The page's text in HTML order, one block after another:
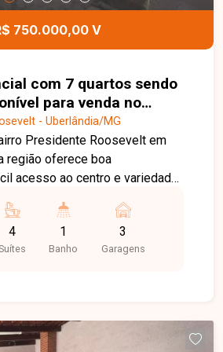
750.000,00 V
com 7 quartos sendo
para venda no
Roosevelt em
- Uberlândia/MG
Presidente Roosevelt em
região oferece boa
acesso ao centro e variedade
moradia quanto investimento. O
300 m² de área
por três casas no mesmo
de sala, cozinha, lavabo, 4
área de serviço. Já a segunda
4 1
Banho
3
Garagens